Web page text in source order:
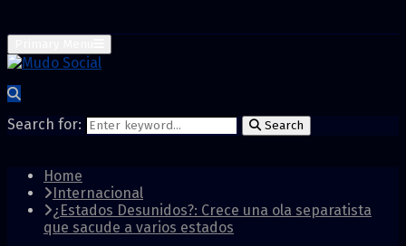
Search for: Search
Home
Internacional
¿Estados Desunidos?: Crece una ola separatista
que sacude a varios estados